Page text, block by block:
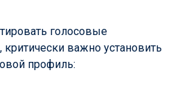
голосовые
важно установить
профиль: